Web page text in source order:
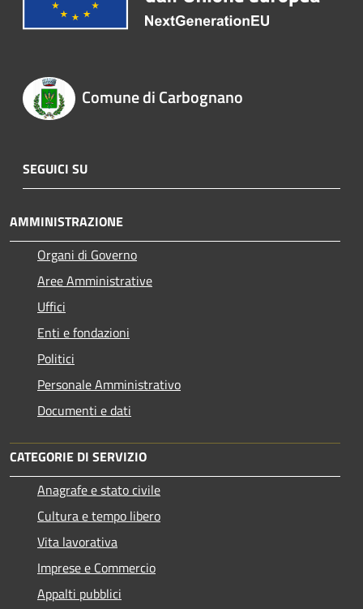
Comune di Carbognano
SEGUICI SU
AMMINISTRAZIONE
Organi di Governo
Aree Amministrative
Uffici
Enti e fondazioni
Politici
Personale Amministrativo
Documenti e dati
CATEGORIE DI SERVIZIO
Anagrafe e stato civile
Cultura e tempo libero
Vita lavorativa
Imprese e Commercio
Appalti pubblici